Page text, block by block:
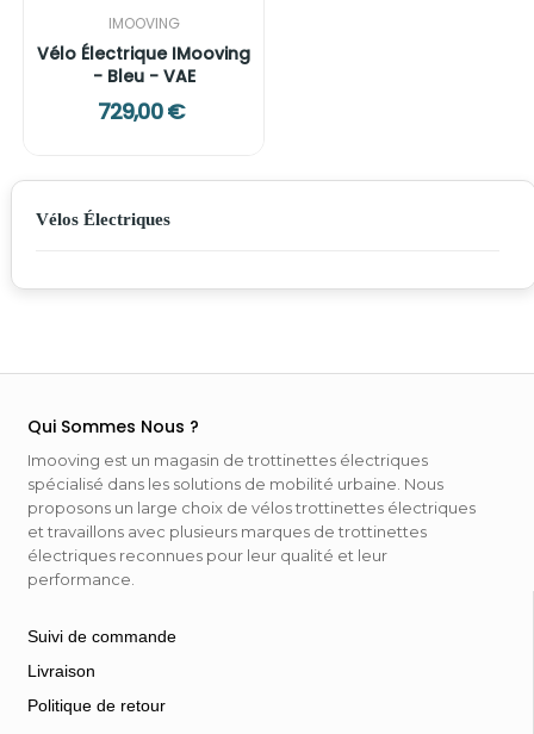
Vélos Électriques
IMOOVING
Vélo Électrique IMooving
- Bleu - VAE
729,00 €
Qui Sommes Nous ?
Imooving est un magasin de trottinettes électriques
spécialisé dans les solutions de mobilité urbaine. Nous
proposons un large choix de vélos trottinettes électriques
et travaillons avec plusieurs marques de trottinettes
électriques reconnues pour leur qualité et leur
performance.
Suivi de commande
Livraison
Politique de retour